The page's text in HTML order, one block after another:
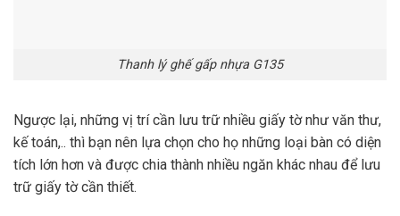
Thanh lý ghế gấp nhựa G135
Ngược lại, những vị trí cần lưu trữ nhiều giấy tờ như văn thư,
kế toán,.. thì bạn nên lựa chọn cho họ những loại bàn có diện
tích lớn hơn và được chia thành nhiều ngăn khác nhau để lưu
trữ giấy tờ cần thiết.